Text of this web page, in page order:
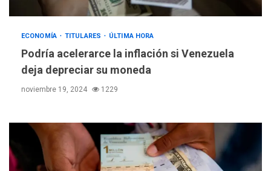
ECONOMÍA TITULARES ÚLTIMA HORA
Podría acelerarce la inflación si Venezuela
deja depreciar su moneda
noviembre 19, 2024 1229